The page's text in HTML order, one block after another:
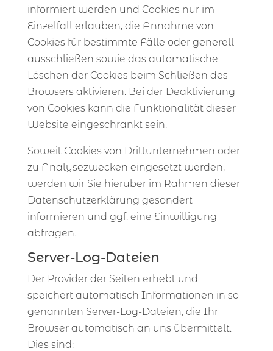
informiert werden und Cookies nur im
Einzelfall erlauben, die Annahme von
Cookies für bestimmte Fälle oder generell
ausschließen sowie das automatische
Löschen der Cookies beim Schließen des
Browsers aktivieren. Bei der Deaktivierung
von Cookies kann die Funktionalität dieser
Website eingeschränkt sein.
Soweit Cookies von Drittunternehmen oder
zu Analysezwecken eingesetzt werden,
werden wir Sie hierüber im Rahmen dieser
Datenschutzerklärung gesondert
informieren und ggf. eine Einwilligung
abfragen.
Server-Log-Dateien
Der Provider der Seiten erhebt und
speichert automatisch Informationen in so
genannten Server-Log-Dateien, die Ihr
Browser automatisch an uns übermittelt.
Dies sind: